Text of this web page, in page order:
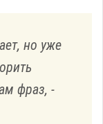
но уже
фраз, -